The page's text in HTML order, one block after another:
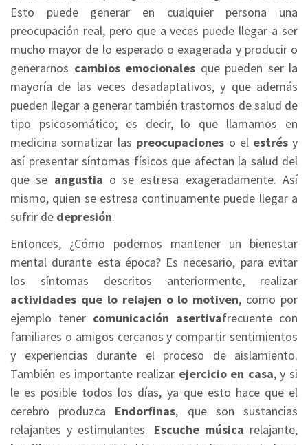
Esto puede generar en cualquier persona una
preocupación real, pero que a veces puede llegar a ser
mucho mayor de lo esperado o exagerada y producir o
generarnos cambios emocionales que pueden ser la
mayoría de las veces desadaptativos, y que además
pueden llegar a generar también trastornos de salud de
tipo psicosomático; es decir, lo que llamamos en
medicina somatizar las preocupaciones o el estrésy
así presentar síntomas físicos que afectan la salud del
que se angustia o se estresa exageradamente. Así
mismo, quien se estresa continuamente puede llegar a
sufrir de depresión.
Entonces, ¿Cómo podemos mantener un bienestar
mental durante esta época? Es necesario, para evitar
los síntomas descritos anteriormente, realizar
actividades que lo relajen o lo motiven, como por
ejemplo tener comunicación asertivafrecuente con
familiares o amigos cercanos y compartir sentimientos
y experiencias durante el proceso de aislamiento.
También es importante realizar ejercicio en casa, y si
le es posible todos los días, ya que esto hace que el
cerebro produzca Endorfinas, que son sustancias
relajantes y estimulantes. Escuche música relajante,